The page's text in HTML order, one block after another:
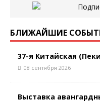
БЛИЖАЙШИЕ
37-я Китайская
08 сентября 2026
Выставка